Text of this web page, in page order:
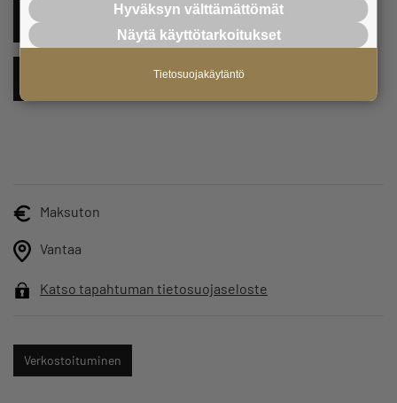
ILMOITTAUDU TÄSTÄ MUKAAN
LISÄÄ KALENTERIIN
Maksuton
Vantaa
Katso tapahtuman tietosuojaseloste
Verkostoituminen
Hyväksyn välttämättömät
Näytä käyttötarkoitukset
Tietosuojakäytäntö